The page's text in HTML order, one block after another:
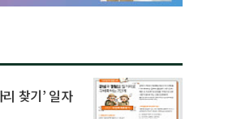
찾기’ 일자